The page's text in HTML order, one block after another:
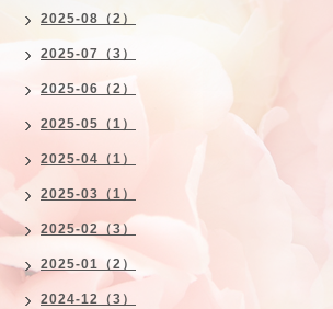
2025-08（2）
2025-07（3）
2025-06（2）
2025-05（1）
2025-04（1）
2025-03（1）
2025-02（3）
2025-01（2）
2024-12（3）